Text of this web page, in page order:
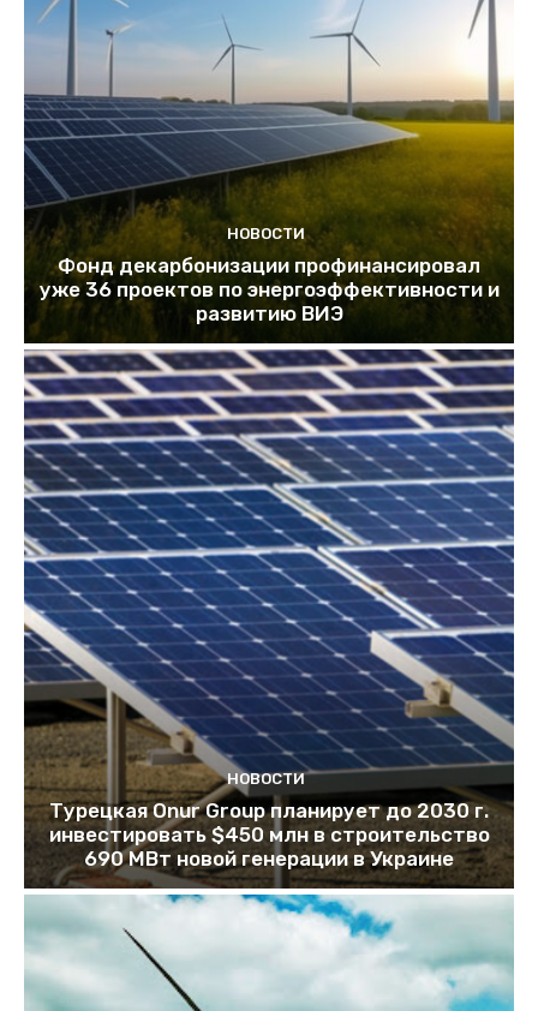
НОВОСТИ
Фонд декарбонизации профинансировал
уже 36 проектов по энергоэффективности и
развитию ВИЭ
НОВОСТИ
Турецкая Onur Group планирует до 2030 г.
инвестировать $450 млн в строительство
690 МВт новой генерации в Украине